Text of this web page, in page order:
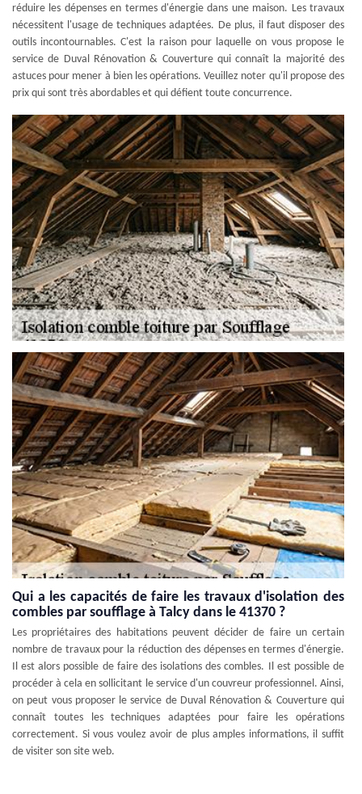
réduire les dépenses en termes d'énergie dans une maison. Les travaux
nécessitent l'usage de techniques adaptées. De plus, il faut disposer des
outils incontournables. C'est la raison pour laquelle on vous propose le
service de Duval Rénovation & Couverture qui connaît la majorité des
astuces pour mener à bien les opérations. Veuillez noter qu'il propose des
prix qui sont très abordables et qui défient toute concurrence.
Qui a les capacités de faire les travaux d'isolation des
combles par soufflage à Talcy dans le 41370 ?
Les propriétaires des habitations peuvent décider de faire un certain
nombre de travaux pour la réduction des dépenses en termes d'énergie.
Il est alors possible de faire des isolations des combles. Il est possible de
procéder à cela en sollicitant le service d'un couvreur professionnel. Ainsi,
on peut vous proposer le service de Duval Rénovation & Couverture qui
connaît toutes les techniques adaptées pour faire les opérations
correctement. Si vous voulez avoir de plus amples informations, il suffit
de visiter son site web.